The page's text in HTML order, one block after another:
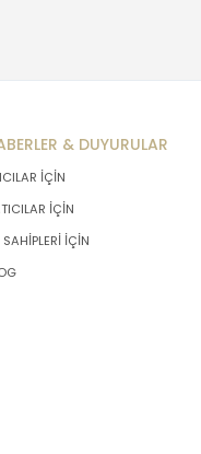
& DUYURULAR
İÇİN
İÇİN
SAHİPLERİ İÇİN